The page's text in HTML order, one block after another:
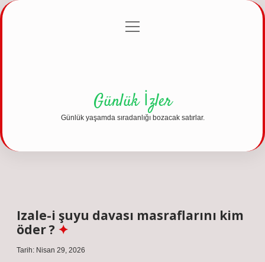
Gizlilik Politikası
menüyü
Günlük İzler
Günlük yaşamda sıradanlığı bozacak satırlar.
Izale-i şuyu davası masraflarını kim
öder ?
Tarih: Nisan 29, 2026